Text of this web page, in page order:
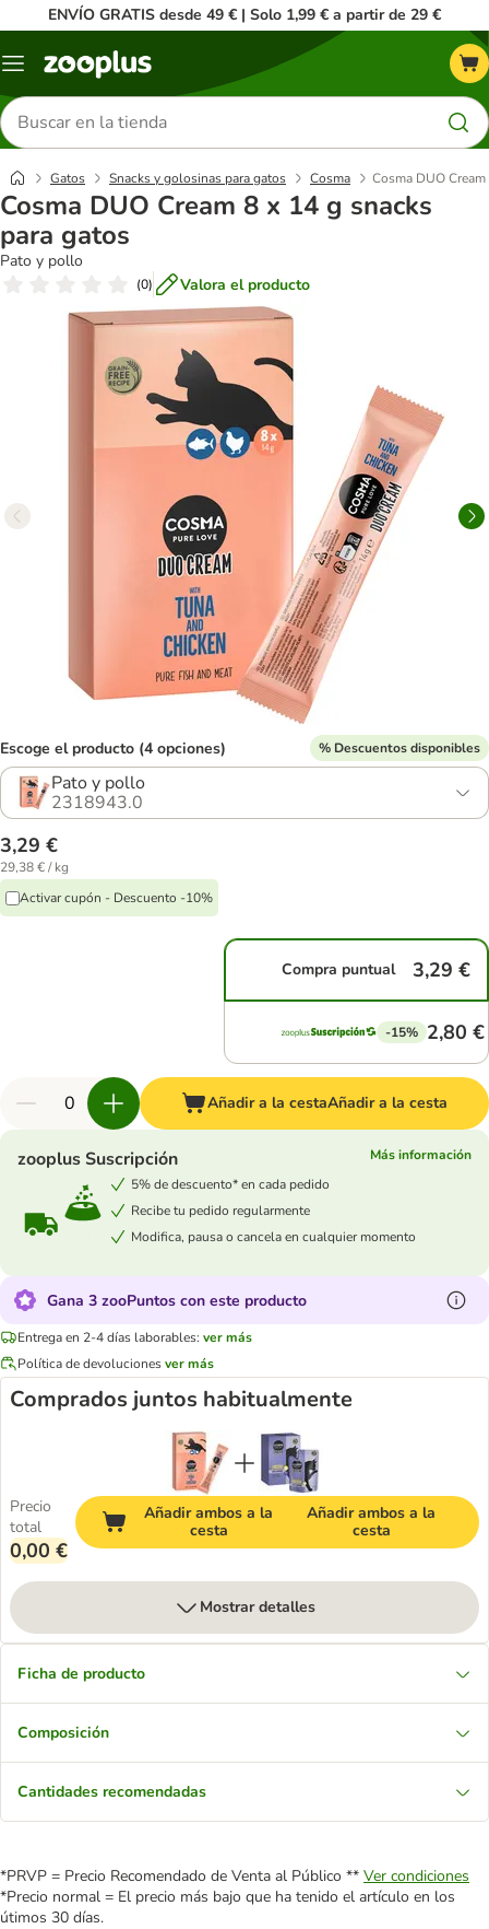
ENVÍO GRATIS desde 49 € | Solo 1,99 € a partir de 29 €
Menú
Buscar
productos
Gatos Snacks y golosinas para gatos Cosma Cosma DUO
Cosma DUO Cream 8 x 14 g snacks
para gatos
Pato y pollo
(0) Valora el producto
Escoge el producto (4 opciones) % Descuentos disponibles
Pato y pollo
2318943.0
3,29 €
29,38 € / kg
Activar cupón - Descuento -10%
Compra puntual 3,29 €
-15% 2,80 €
Añadir a la cestaAñadir a la cesta
zooplus Suscripción
Más información
5% de descuento* en cada pedido
Recibe tu pedido regularmente
Modifica, pausa o cancela en cualquier momento
Gana 3 zooPuntos con este producto
Entrega en 2-4 días laborables: ver más
Política de devolucionesver más
Comprados juntos habitualmente
Precio
total
0,00 €
Añadir ambos a la
cesta
Añadir ambos a la
cesta
Mostrar detalles
Ficha de producto
Composición
Cantidades recomendadas
*PRVP = Precio Recomendado de Venta al Público ** Ver condiciones
*Precio normal = El precio más bajo que ha tenido el artículo en los
útimos 30 días.